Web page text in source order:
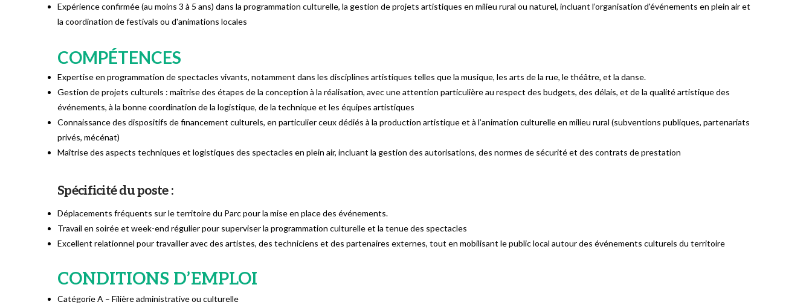
Expérience confirmée (au moins 3 à 5 ans) dans la programmation culturelle, la gestion de projets artistiques en milieu rural ou naturel, incluant l’organisation d'événements en plein air et
la coordination de festivals ou d'animations locales​
COMPÉTENCES
Expertise en programmation de spectacles vivants, notamment dans les disciplines artistiques telles que la musique, les arts de la rue, le théâtre, et la danse.
Gestion de projets culturels : maîtrise des étapes de la conception à la réalisation, avec une attention particulière au respect des budgets, des délais, et de la qualité artistique des
événements, à la bonne coordination de la logistique, de la technique et les équipes artistiques
Connaissance des dispositifs de financement culturels, en particulier ceux dédiés à la production artistique et à l’animation culturelle en milieu rural (subventions publiques, partenariats
privés, mécénat)
Maîtrise des aspects techniques et logistiques des spectacles en plein air, incluant la gestion des autorisations, des normes de sécurité et des contrats de prestation
Spécificité du poste :
Déplacements fréquents sur le territoire du Parc pour la mise en place des événements.
Travail en soirée et week-end régulier pour superviser la programmation culturelle et la tenue des spectacles​
Excellent relationnel pour travailler avec des artistes, des techniciens et des partenaires externes, tout en mobilisant le public local autour des événements culturels du territoire​
CONDITIONS D’EMPLOI
Catégorie A – Filière administrative ou culturelle